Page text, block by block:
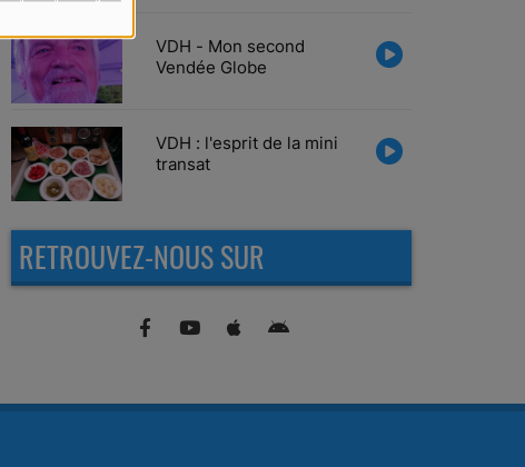
VDH - Mon second
Vendée Globe
VDH : l'esprit de la mini
transat
RETROUVEZ-NOUS SUR